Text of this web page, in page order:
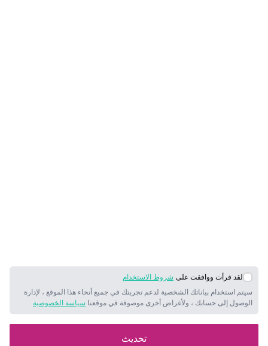
لقد قرأت ووافقت على شروط الاستخدام
سيتم استخدام بياناتك الشخصية لدعم تجربتك في جميع أنحاء هذا الموقع ، لإدارة
الوصول إلى حسابك ، ولأغراض أخرى موصوفة في موقعنا سياسة الخصوصية
تحديث